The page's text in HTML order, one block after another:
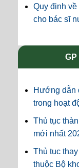
Quy định
cho bác sĩ
Hướng dẫn
trong hoạt
Thủ tục
mới nhất
Thủ tục
thuộc Bộ